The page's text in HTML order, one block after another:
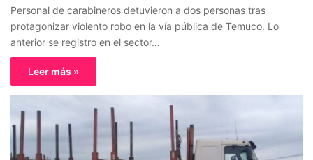
Personal de carabineros detuvieron a dos personas tras
protagonizar violento robo en la vía pública de Temuco. Lo
anterior se registro en el sector…
Leer más »